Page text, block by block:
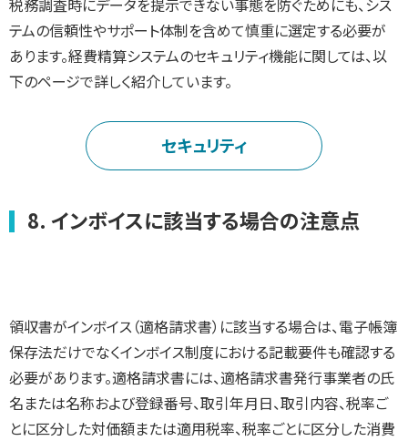
税務調査時にデータを提示できない事態を防ぐためにも、シス
テムの信頼性やサポート体制を含めて慎重に選定する必要が
あります。経費精算システムのセキュリティ機能に関しては、以
下のページで詳しく紹介しています。
セキュリティ
8. インボイスに該当する場合の注意点
領収書がインボイス（適格請求書）に該当する場合は、電子帳簿
保存法だけでなくインボイス制度における記載要件も確認する
必要があります。適格請求書には、適格請求書発行事業者の氏
名または名称および登録番号、取引年月日、取引内容、税率ご
とに区分した対価額または適用税率、税率ごとに区分した消費